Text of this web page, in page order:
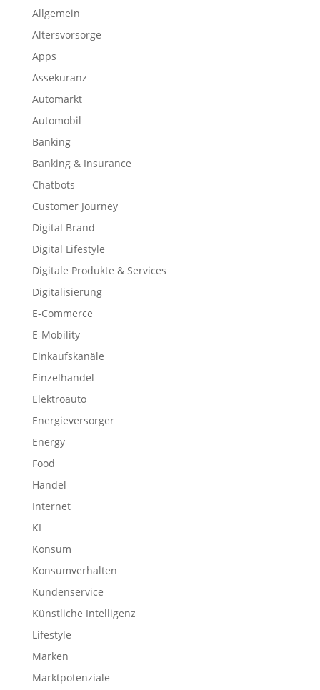
Allgemein
Altersvorsorge
Apps
Assekuranz
Automarkt
Automobil
Banking
Banking & Insurance
Chatbots
Customer Journey
Digital Brand
Digital Lifestyle
Digitale Produkte & Services
Digitalisierung
E-Commerce
E-Mobility
Einkaufskanäle
Einzelhandel
Elektroauto
Energieversorger
Energy
Food
Handel
Internet
KI
Konsum
Konsumverhalten
Kundenservice
Künstliche Intelligenz
Lifestyle
Marken
Marktpotenziale